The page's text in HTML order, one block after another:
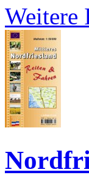
Weitere